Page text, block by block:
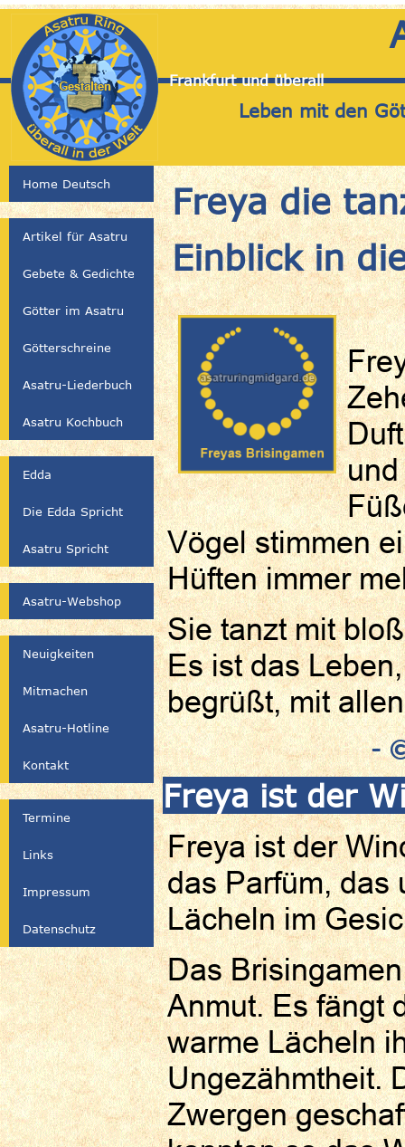
Frankfurt und überall
Leben mit den
Freya die
Einblick in
Vögel stimmen
Hüften immer
Sie tanzt mit
Es ist das
begrüßt, mit
-
Freya ist der
Freya ist der
das Parfüm, das
Lächeln im
Das
Anmut. Es fängt
warme Lächeln
Ungezähmtheit.
Zwergen
Home Deutsch
Artikel für Asatru
Gebete & Gedichte
Götter im Asatru
Götterschreine
Asatru-Liederbuch
Asatru Kochbuch
Edda
Die Edda Spricht
Asatru Spricht
Asatru-Webshop
Neuigkeiten
Mitmachen
Asatru-Hotline
Kontakt
Termine
Links
Impressum
Datenschutz